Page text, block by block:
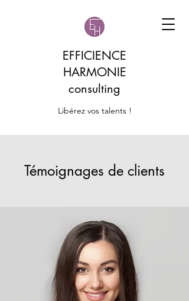
EFFICIENCE
HARMONIE
consulting
Libérez vos talents !
Témoignages de clients